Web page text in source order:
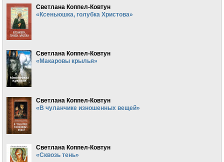
Светлана Коппел-Ковтун
«Ксеньюшка, голубка Христова»
Светлана Коппел-Ковтун
«Макаровы крылья»
Светлана Коппел-Ковтун
«В чуланчике изношенных вещей»
Светлана Коппел-Ковтун
«Сквозь тень»